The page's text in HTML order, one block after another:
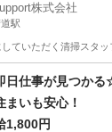
株式会社
駅
ていただく清掃スタ
街道駅 清掃
日仕事が見つか
まいも安心！
1,800円